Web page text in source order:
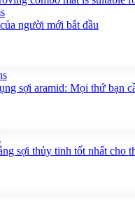
người mới bắt đầu
sợi aramid: Mọi thứ bạn
sợi thủy tinh tốt nhất cho